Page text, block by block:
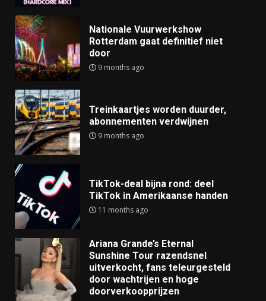
Nationale Vuurwerkshow
Rotterdam gaat definitief niet
door
9 months ago
Treinkaartjes worden duurder,
abonnementen verdwijnen
9 months ago
TikTok-deal bijna rond: deel
TikTok in Amerikaanse handen
11 months ago
Ariana Grande’s Eternal
Sunshine Tour razendsnel
uitverkocht, fans teleurgesteld
door wachtrijen en hoge
doorverkoopprijzen